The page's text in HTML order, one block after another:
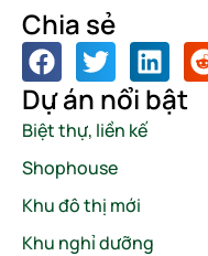
Chia sẻ
Dự án nổi bật
Biệt thự, liền kế
Shophouse
Khu đô thị mới
Khu nghỉ dưỡng